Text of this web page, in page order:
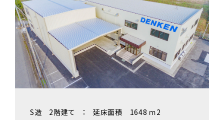
S造 2階建て ： 延床面積 1648 ｍ2